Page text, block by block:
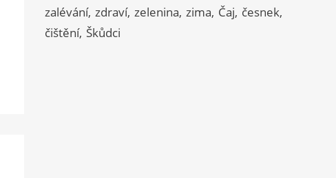
zalévání zdraví zelenina zima Čaj česnek
čištění Škůdci